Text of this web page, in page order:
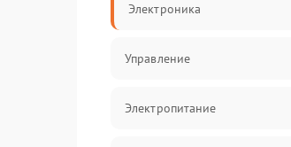
Электроника
Управление
Электропитание